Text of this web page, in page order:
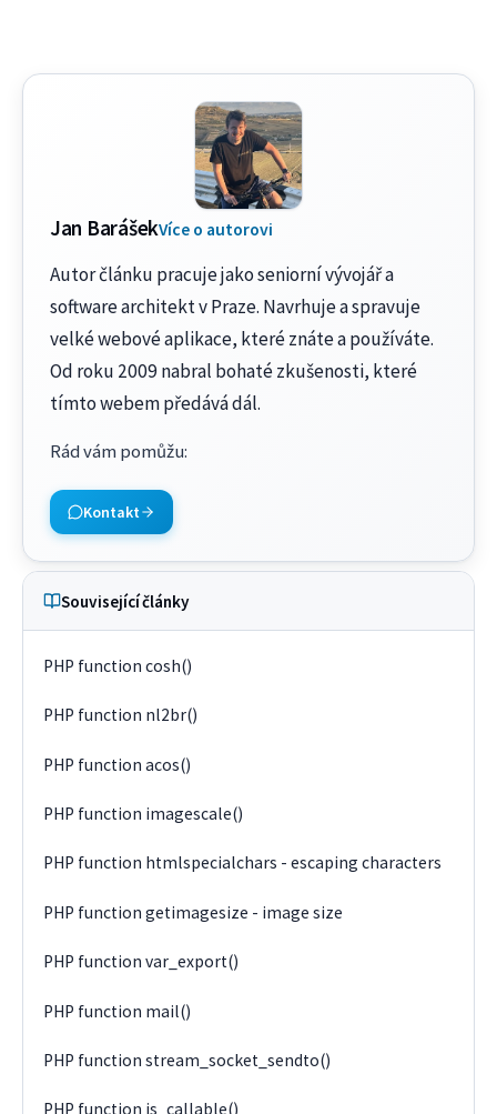
Jan BarášekVíce o autorovi
Autor článku pracuje jako seniorní vývojář a
software architekt v Praze. Navrhuje a spravuje
velké webové aplikace, které znáte a používáte.
Od roku 2009 nabral bohaté zkušenosti, které
tímto webem předává dál.
Rád vám pomůžu:
Kontakt
Související články
PHP function cosh()
PHP function nl2br()
PHP function acos()
PHP function imagescale()
PHP function htmlspecialchars - escaping characters
PHP function getimagesize - image size
PHP function var_export()
PHP function mail()
PHP function stream_socket_sendto()
PHP function is_callable()